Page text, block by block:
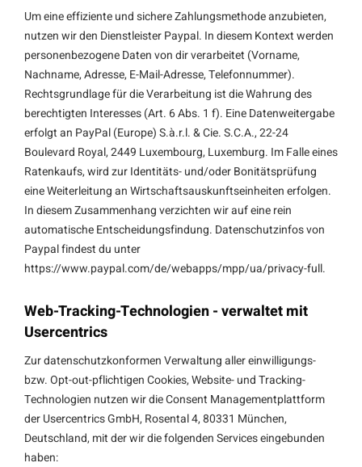
Um eine effiziente und sichere Zahlungsmethode anzubieten,
nutzen wir den Dienstleister Paypal. In diesem Kontext werden
personenbezogene Daten von dir verarbeitet (Vorname,
Nachname, Adresse, E-Mail-Adresse, Telefonnummer).
Rechtsgrundlage für die Verarbeitung ist die Wahrung des
berechtigten Interesses (Art. 6 Abs. 1 f). Eine Datenweitergabe
erfolgt an PayPal (Europe) S.à.r.l. & Cie. S.C.A., 22-24
Boulevard Royal, 2449 Luxembourg, Luxemburg. Im Falle eines
Ratenkaufs, wird zur Identitäts- und/oder Bonitätsprüfung
eine Weiterleitung an Wirtschaftsauskunftseinheiten erfolgen.
In diesem Zusammenhang verzichten wir auf eine rein
automatische Entscheidungsfindung. Datenschutzinfos von
Paypal findest du unter
https://www.paypal.com/de/webapps/mpp/ua/privacy-full.
Web-Tracking-Technologien - verwaltet mit
Usercentrics
Zur datenschutzkonformen Verwaltung aller einwilligungs-
bzw. Opt-out-pflichtigen Cookies, Website- und Tracking-
Technologien nutzen wir die Consent Managementplattform
der Usercentrics GmbH, Rosental 4, 80331 München,
Deutschland, mit der wir die folgenden Services eingebunden
haben: